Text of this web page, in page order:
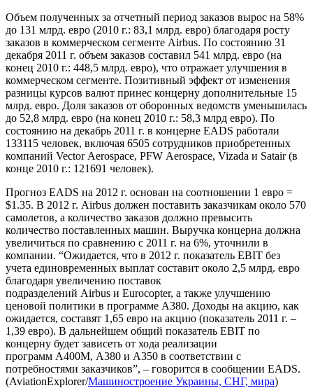
Объем полученных за отчетный период заказов вырос на 58%
до 131 млрд. евро (2010 г.: 83,1 млрд. евро) благодаря росту
заказов в коммерческом сегменте Airbus. По состоянию 31
декабря 2011 г. объем заказов составил 541 млрд. евро (на
конец 2010 г.: 448,5 млрд. евро), что отражает улучшения в
коммерческом сегменте. Позитивный эффект от изменения
разницы курсов валют принес концерну дополнительные 15
млрд. евро. Доля заказов от оборонных ведомств уменьшилась
до 52,8 млрд. евро (на конец 2010 г.: 58,3 млрд евро). По
состоянию на декабрь 2011 г. в концерне EADS работали
133115 человек, включая 6505 сотрудников приобретенных
компаний Vector Aerospace, PFW Aerospace, Vizada и Satair (в
конце 2010 г.: 121691 человек).
Прогноз EADS на 2012 г. основан на соотношении 1 евро =
$1.35. В 2012 г. Airbus должен поставить заказчикам около 570
самолетов, а количество заказов должно превысить
количество поставленных машин. Выручка концерна должна
увеличиться по сравнению с 2011 г. на 6%, уточнили в
компании. “Ожидается, что в 2012 г. показатель EBIT без
учета единовременных выплат составит около 2,5 млрд. евро
благодаря увеличению поставок
подразделений Airbus и Eurocopter, а также улучшению
ценовой политики в программе A380. Доходы на акцию, как
ожидается, составят 1,65 евро на акцию (показатель 2011 г. –
1,39 евро). В дальнейшем общий показатель EBIT по
концерну будет зависеть от хода реализации
программ A400M, A380 и A350 в соответствии с
потребностями заказчиков”, – говорится в сообщении EADS.
(AviationExplorer/Машиностроение Украины, СНГ, мира)